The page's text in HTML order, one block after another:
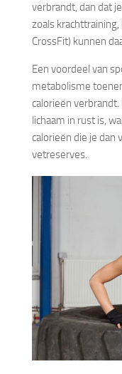
verbrandt, dan dat
zoals
CrossFit) kunnen
Een voordeel van
metabolisme
calorieën verbrandt.
lichaam in rust is,
calorieën die je dan
vetreserves.